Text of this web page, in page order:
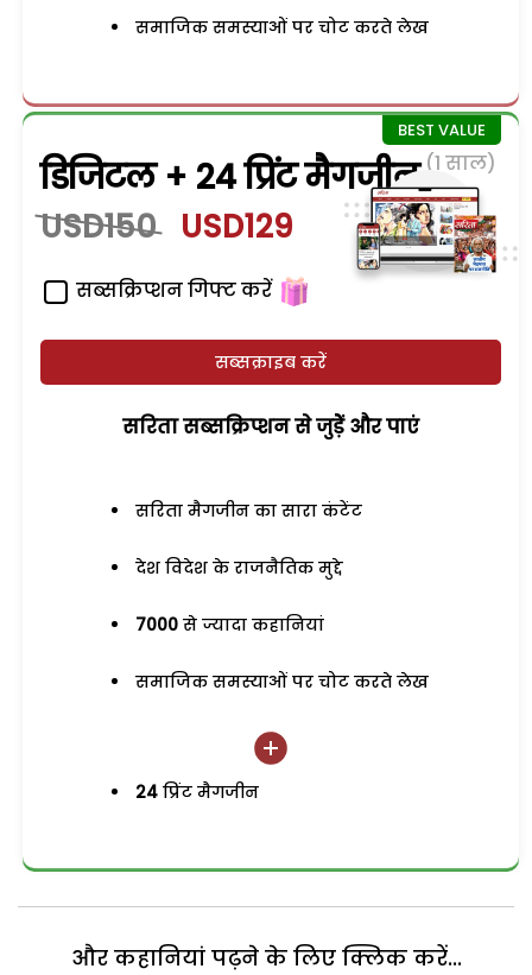
समाजिक समस्याओं पर चोट करते लेख
डिजिटल + 24 प्रिंट मैगजीन (1 साल)
USD150 USD129
सब्सक्रिप्शन गिफ्ट करें
सब्सक्राइब करें
सरिता सब्सक्रिप्शन से जुड़ेें और पाएं
सरिता मैगजीन का सारा कंटेंट
देश विदेश के राजनैतिक मुद्दे
7000 से ज्यादा कहानियां
समाजिक समस्याओं पर चोट करते लेख
24 प्रिंट मैगजीन
और कहानियां पढ़ने के लिए क्लिक करें...